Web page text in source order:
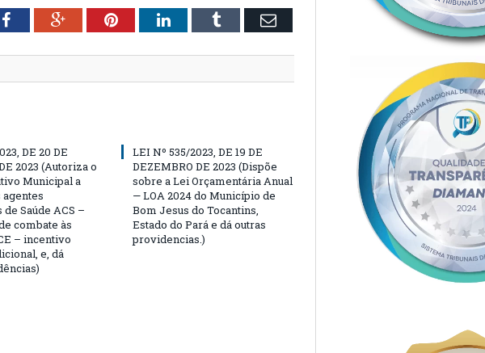
FacebookGoogle+PinterestLinkedInTumblr Email
DE 20 DE
2023 (Autoriza o
Municipal a
Saúde ACS –
combate às
– incentivo
e, dá
LEI Nº 535/2023, DE 19 DE
DEZEMBRO DE 2023 (Dispõe
sobre a Lei Orçamentária Anual
— LOA 2024 do Município de
Bom Jesus do Tocantins,
Estado do Pará e dá outras
providencias.)